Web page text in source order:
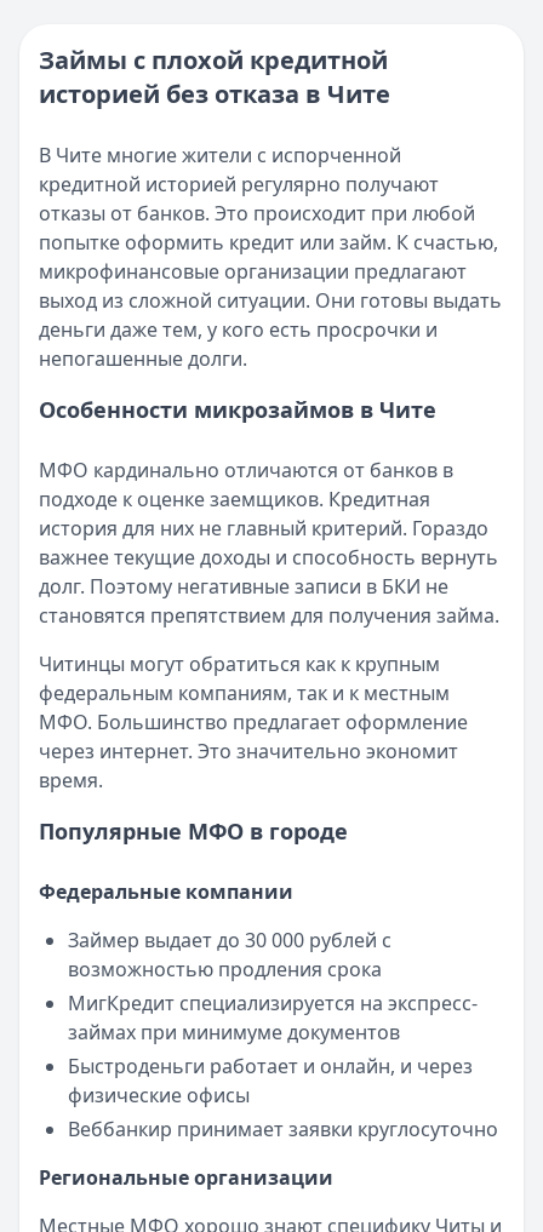
Категория:МФО и микрозаймы
Читать статью
Все статьи
Возврат переплаты в «Займере»: актуальная
Кратко:Разбираем, как вернуть переплату или
Категория: МФО
Читать новость
Срочный микрозайм 15 000 ₽ на карту: свежая
Кратко:Нужны 15 000 рублей на карту прямо сегодня?
Опубликовано:5 декабря 2025 г.
Категория:МФО
Читать новость
Рекордный рост доли клиентов МФО с iPhone: что
Опубликовано:5 декабря 2025 г.
Читать новость
57 сервисов микрозаймов через Госуслуги: где
Кратко:Авторизация через Госуслуги ускоряет
Опубликовано:23 ноября 2025 г.
Категория:МФО
Читать новость
Кратко:Пришло СМС об одобрении займа от Bigmani
Опубликовано:23 ноября 2025 г.
Категория:МФО
Читать новость
Все новости
Займы с плохой кредитной
историей без отказа в Чите
В Чите многие жители с испорченной
кредитной историей регулярно получают
отказы от банков. Это происходит при любой
попытке оформить кредит или займ. К счастью,
микрофинансовые организации предлагают
выход из сложной ситуации. Они готовы выдать
деньги даже тем, у кого есть просрочки и
непогашенные долги.
Особенности микрозаймов в Чите
МФО кардинально отличаются от банков в
подходе к оценке заемщиков. Кредитная
история для них не главный критерий. Гораздо
важнее текущие доходы и способность вернуть
долг. Поэтому негативные записи в БКИ не
становятся препятствием для получения займа.
Читинцы могут обратиться как к крупным
федеральным компаниям, так и к местным
МФО. Большинство предлагает оформление
через интернет. Это значительно экономит
время.
Популярные МФО в городе
Федеральные компании
Займер выдает до 30 000 рублей с
возможностью продления срока
МигКредит специализируется на экспресс-
займах при минимуме документов
Быстроденьги работает и онлайн, и через
физические офисы
Веббанкир принимает заявки круглосуточно
Региональные организации
Местные МФО хорошо знают специфику Читы и